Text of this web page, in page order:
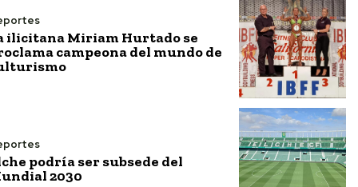
ilicitana Miriam Hurtado se
campeona del mundo de
podría ser subsede del
2030